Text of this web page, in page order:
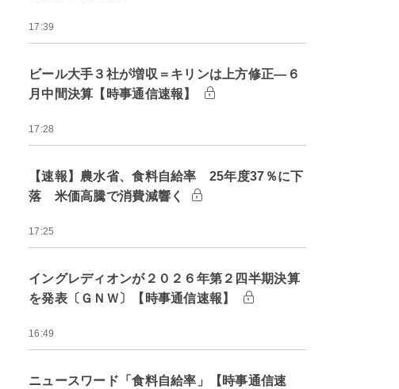
17:39
ビール大手３社が増収＝キリンは上方修正―６
月中間決算【時事通信速報】
17:28
【速報】農水省、食料自給率 25年度37％に下
落 米価高騰で消費減響く
17:25
イングレディオンが２０２６年第２四半期決算
を発表〔ＧＮＷ〕【時事通信速報】
16:49
ニュースワード「食料自給率」【時事通信速